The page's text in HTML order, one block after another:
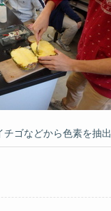
チゴなどから色素を抽出